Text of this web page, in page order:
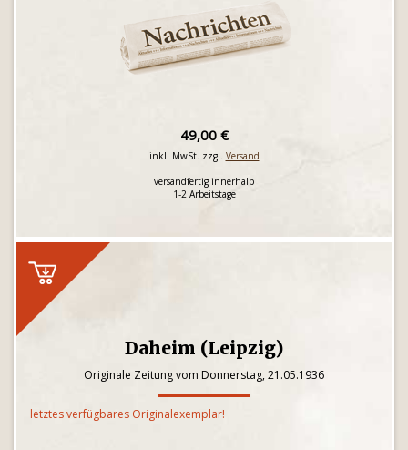
49,00 €
inkl. MwSt. zzgl. Versand
versandfertig innerhalb
1-2 Arbeitstage
Daheim (Leipzig)
Originale Zeitung vom Donnerstag, 21.05.1936
letztes verfügbares Originalexemplar!